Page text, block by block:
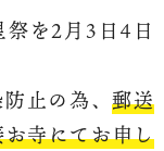
を2月3日4日
止の為、郵送
寺にてお申し